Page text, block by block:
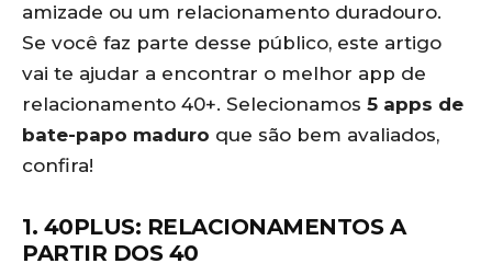
amizade ou um relacionamento duradouro.
Se você faz parte desse público, este artigo
vai te ajudar a encontrar o melhor app de
relacionamento 40+. Selecionamos 5 apps de
bate-papo maduro que são bem avaliados,
confira!
1. 40PLUS: RELACIONAMENTOS A
PARTIR DOS 40